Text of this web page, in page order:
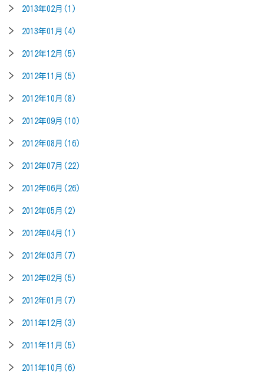
2013年02月(1)
2013年01月(4)
2012年12月(5)
2012年11月(5)
2012年10月(8)
2012年09月(10)
2012年08月(16)
2012年07月(22)
2012年06月(26)
2012年05月(2)
2012年04月(1)
2012年03月(7)
2012年02月(5)
2012年01月(7)
2011年12月(3)
2011年11月(5)
2011年10月(6)